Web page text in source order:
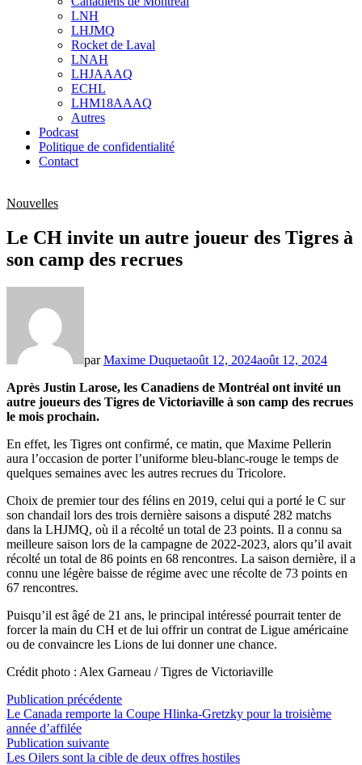
sub
menu
LNH
LHJMQ
Rocket de Laval
LNAH
LHJAAAQ
ECHL
LHM18AAAQ
Autres
Podcast
Politique de confidentialité
Contact
Nouvelles
Le CH invite un autre joueur des Tigres à
son camp des recrues
parMaxime Duquetaoût 12, 2024août 12, 2024
Après Justin Larose, les Canadiens de Montréal ont invité un
autre joueurs des Tigres de Victoriaville à son camp des recrues
le mois prochain.
En effet, les Tigres ont confirmé, ce matin, que Maxime Pellerin
aura l’occasion de porter l’uniforme bleu-blanc-rouge le temps de
quelques semaines avec les autres recrues du Tricolore.
Choix de premier tour des félins en 2019, celui qui a porté le C sur
son chandail lors des trois dernière saisons a disputé 282 matchs
dans la LHJMQ, où il a récolté un total de 23 points. Il a connu sa
meilleure saison lors de la campagne de 2022-2023, alors qu’il avait
récolté un total de 86 points en 68 rencontres. La saison dernière, il a
connu une légère baisse de régime avec une récolte de 73 points en
67 rencontres.
Puisqu’il est âgé de 21 ans, le principal intéressé pourrait tenter de
forcer la main du CH et de lui offrir un contrat de Ligue américaine
ou de convaincre les Lions de lui donner une chance.
Crédit photo : Alex Garneau / Tigres de Victoriaville
Navigation
de
l’article
Publication précédentePublication
précédente :
Le Canada remporte la Coupe Hlinka-Gretzky pour la troisième
année d’affilée
Publication suivantePublication
suivante :
Les Oilers sont la cible de deux offres hostiles